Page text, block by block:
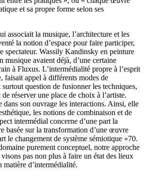
et sa propre forme selon ses
associait la musique, l’architecture et les
la notion d’espace pour faire participer,
spectateur. Wassily Kandinsky en peinture
musique avaient déjà, d’une certaine
à Fluxus. L’intermédialité propre à l’esprit
faisait appel à différents modes de
question de fusionner les techniques,
de réserver une place de choix à l’artiste.
son ouvrage les interactions. Ainsi, elle
les notions de combinaison et de
intermédial concerne d’une part la
basée sur la transformation d’une œuvre
le changement de système sémiotique »70.
purement conceptuel, notre approche
pas non plus à faire un état des lieux
matière d’intermédialité.